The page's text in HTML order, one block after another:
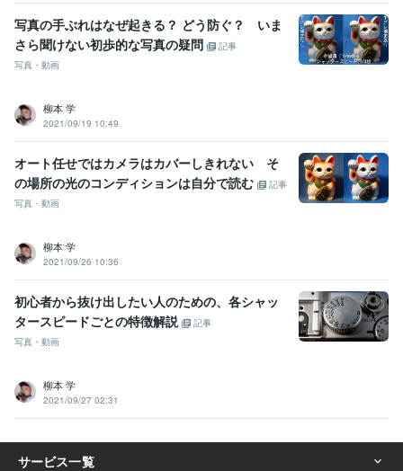
写真の手ぶれはなぜ起きる？ どう防ぐ？ いま
さら聞けない初歩的な写真の疑問
記事
写真・動画
柳本 学
2021/09/19 10:49
オート任せではカメラはカバーしきれない そ
の場所の光のコンディションは自分で読む
記事
写真・動画
柳本 学
2021/09/26 10:36
初心者から抜け出したい人のための、各シャッ
タースピードごとの特徴解説
記事
写真・動画
柳本 学
2021/09/27 02:31